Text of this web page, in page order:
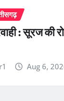
: सूरज की
Aug 6,